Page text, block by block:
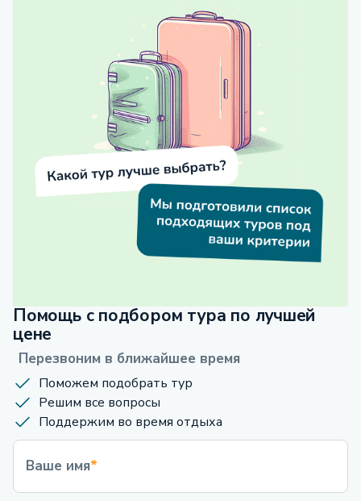
Помощь с подбором тура по лучшей
цене
Перезвоним в ближайшее время
Поможем подобрать тур
Решим все вопросы
Поддержим во время отдыха
Ваше имя*